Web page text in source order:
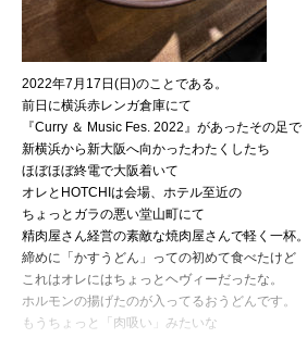
この日もPAカクちゃん、照明笠原くんの
本気モード布陣で臨んだので
むっちゃいい音いい光彩だったと思われる。
特筆すべきはステージ袖（っていうか階段の途中
出番を待ってる時、他のどの会場よりも
田ちゃん（田我流）とも久々に再会。
この日はミュージシャンも従えて。
相変わらず堂々としたステージングなのであった
そうこうしてるうちに、雨がポツポツ…。
2022年7月17日(日)のことである。
前日に横浜赤レンガ倉庫にて
『Curry ＆ Music Fes. 2022』があったその足で
新横浜から新大阪へ向かったわたくしたち
ほぼほぼ終電で大阪着いて
オレとHOTCHIは会場、ホテル至近の
ちょっとガラの悪い堂山町にて
精肉屋さん経営の素敵な焼肉屋さんで軽く一杯。
締めに「かすうどん」っての初めて食べたけど
これはオレにはちょっとヘヴィーだったな。
ホルモンの揚げたのが入ってるおうどんです。
もうちょっと「肉吸い」みたいな